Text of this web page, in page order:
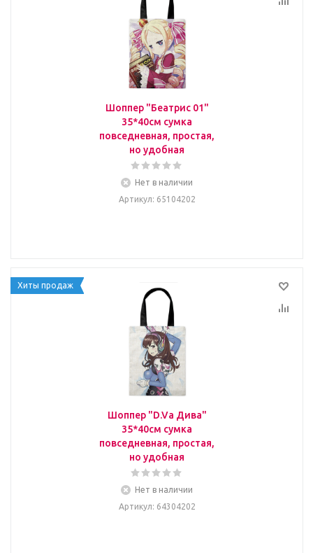
Шоппер "Беатрис 01"
35*40см сумка
повседневная, простая,
но удобная
Нет в наличии
Артикул: 65104202
Хиты продаж
Шоппер "D.Va Дива"
35*40см сумка
повседневная, простая,
но удобная
Нет в наличии
Артикул: 64304202